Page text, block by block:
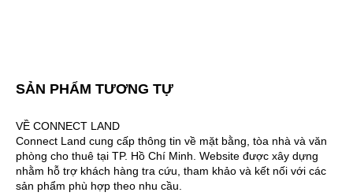
SẢN PHẨM TƯƠNG TỰ
VỀ CONNECT LAND
Connect Land cung cấp thông tin về mặt bằng, tòa nhà và văn
phòng cho thuê tại TP. Hồ Chí Minh. Website được xây dựng
nhằm hỗ trợ khách hàng tra cứu, tham khảo và kết nối với các
sản phẩm phù hợp theo nhu cầu.